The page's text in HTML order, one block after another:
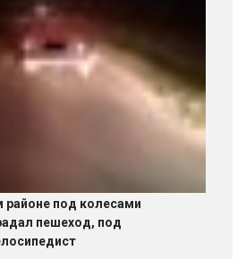
районе под колесами
пешеход, под